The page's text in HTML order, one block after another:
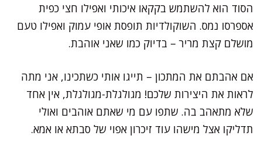
הסוד הוא להשתמש בקקאו איכותי ואפילו חצי כפית
אספרסו נמס. השוקולדיות תופסת אופי עמוק ואפילו טעם
מושלם קצת מריר – בדיוק כמו שאני אוהבת.
אם אהבתם את המתכון – תייגו אותי כשתכינו, אני מתה
לראות את היצירות שלכם! מגולגלת-מגולגלת, אין אחד
שלא מתאהב בה. שתפו עם מי שאתם אוהבים ואולי
תדליקו אצל מישהו עוד זיכרון אפוי של סבתא או אמא.